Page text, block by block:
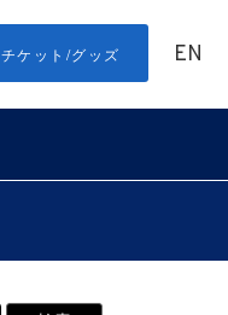
チケット/グッズ EN